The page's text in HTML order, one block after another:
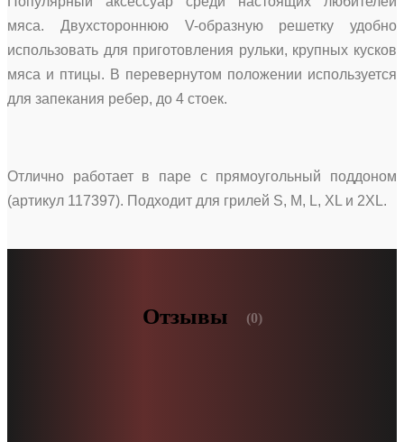
мяса. Двухстороннюю V-образную решетку удобно
использовать для приготовления рульки, крупных кусков
мяса и птицы. В перевернутом положении используется
для запекания ребер, до 4 стоек.
Отлично работает в паре с прямоугольный поддоном
(артикул 117397). Подходит для грилей S, M, L, XL и 2XL.
Отзывы (0)